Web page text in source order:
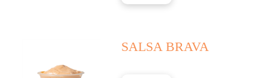
SALSA BRAVA